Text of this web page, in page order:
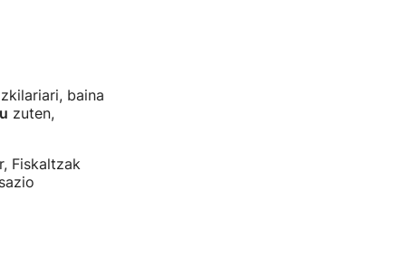
baina
zuten,
Fiskaltzak